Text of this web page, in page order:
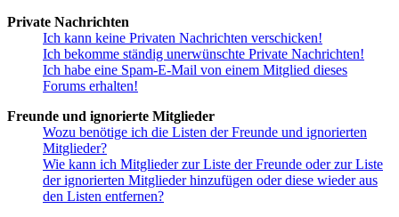
Private Nachrichten
Ich kann keine Privaten Nachrichten verschicken!
Ich bekomme ständig unerwünschte Private Nachrichten!
Ich habe eine Spam-E-Mail von einem Mitglied dieses
Forums erhalten!
Freunde und ignorierte Mitglieder
Wozu benötige ich die Listen der Freunde und ignorierten
Mitglieder?
Wie kann ich Mitglieder zur Liste der Freunde oder zur Liste
der ignorierten Mitglieder hinzufügen oder diese wieder aus
den Listen entfernen?